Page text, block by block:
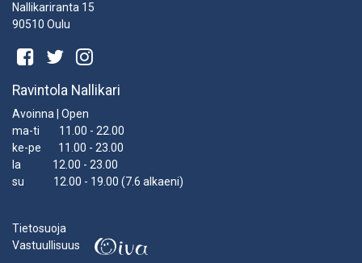
Nallikariranta 15
90510 Oulu
Ravintola Nallikari
Avoinna | Open
ma-ti 11.00 - 22.00
ke-pe 11.00 - 23.00
la 12.00 - 23.00
su 12.00 - 19.00 (7.6 alkaeni)
Tietosuoja
Vastuullisuus